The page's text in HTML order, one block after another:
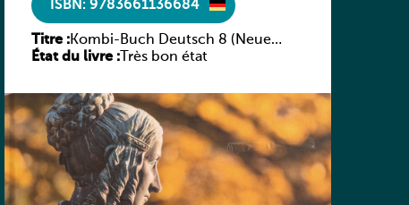
ISBN: 9783661136684
Titre :Kombi-Buch Deutsch 8 (Neue
Ausgabe Luxemburg)
État du livre :Très bon état